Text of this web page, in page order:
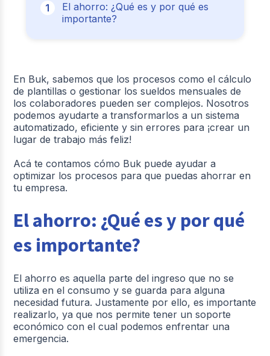
El ahorro: ¿Qué es y por qué es
importante?
En Buk, sabemos que los procesos como el cálculo
de plantillas o gestionar los sueldos mensuales de
los colaboradores pueden ser complejos. Nosotros
podemos ayudarte a transformarlos a un sistema
automatizado, eficiente y sin errores para ¡crear un
lugar de trabajo más feliz!
Acá te contamos cómo Buk puede ayudar a
optimizar los procesos para que puedas ahorrar en
tu empresa.
El ahorro: ¿Qué es y por qué
es importante?
El ahorro es aquella parte del ingreso que no se
utiliza en el consumo y se guarda para alguna
necesidad futura. Justamente por ello, es importante
realizarlo, ya que nos permite tener un soporte
económico con el cual podemos enfrentar una
emergencia.